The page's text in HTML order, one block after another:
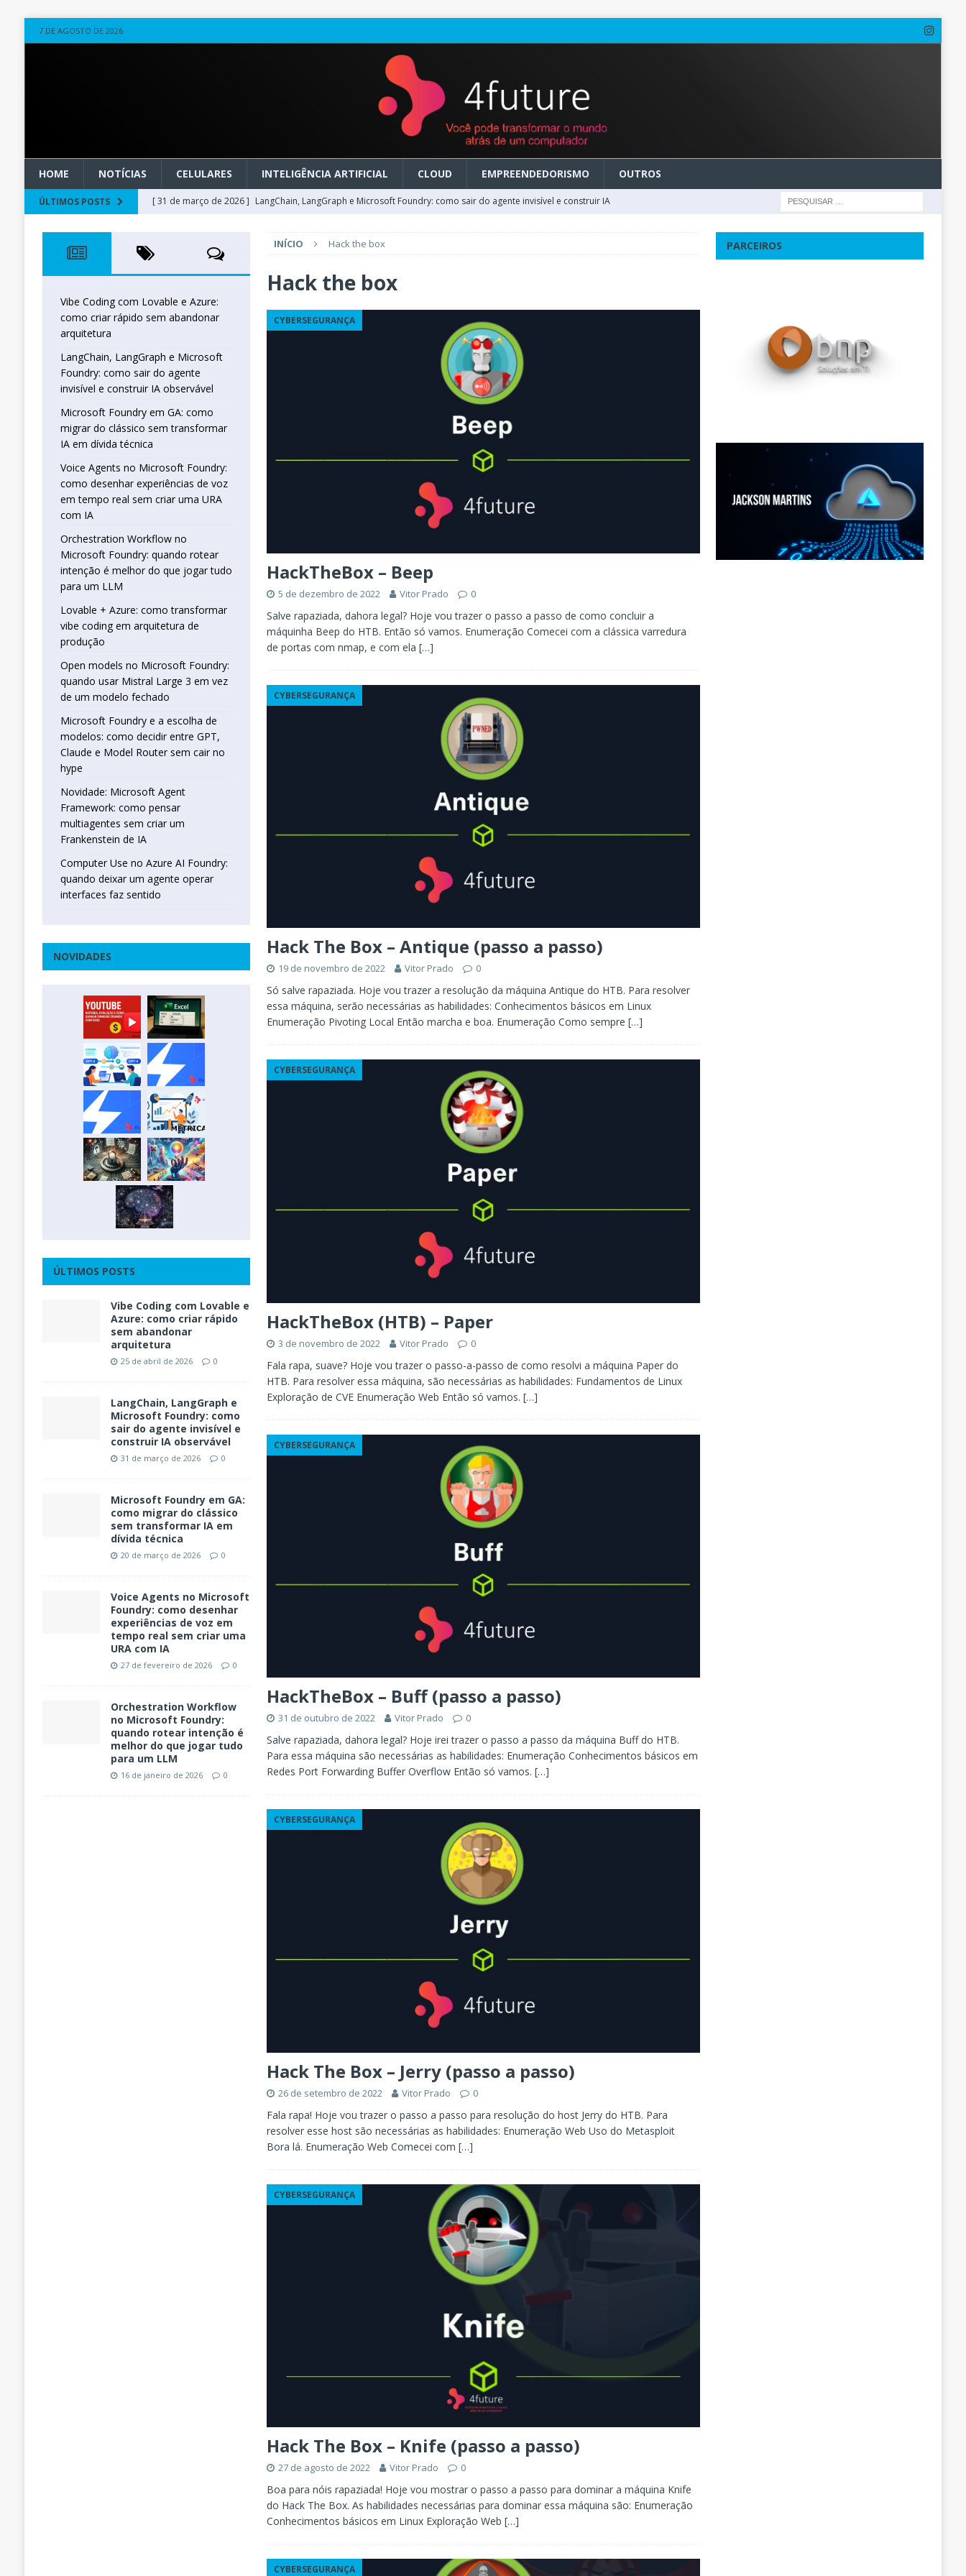
7 DE AGOSTO DE 2026
HOME NOTÍCIAS CELULARES INTELIGÊNCIA ARTIFICIAL CLOUD EMPREENDEDORISMO OUTROS
ÚLTIMOS POSTS [ 31 de março de 2026 ] LangChain, LangGraph e Microsoft Foundry: como sair do agente invisível e construir IA
[ 20 de março de 2026 ]
Microsoft Foundry em GA: como migrar do clássico sem transformar IA em dívida
técnica
INTELIGÊNCIA ARTIFICIAL
[ 27 de fevereiro de 2026 ]
real sem criar uma URA com IA
INTELIGÊNCIA ARTIFICIAL
Orchestration Workflow no Microsoft Foundry: quando rotear intenção é melhor do
que jogar tudo para um LLM
[ 25 de abril de 2026 ]
Vibe Coding com Lovable e Azure: como criar rápido sem abandonar arquitetura
INÍCIO Hack the box
Hack the box
CYBERSEGURANÇA
HackTheBox – Beep
5 de dezembro de 2022 Vitor Prado 0
Salve rapaziada, dahora legal? Hoje vou trazer o passo a passo de como concluir a
máquinha Beep do HTB. Então só vamos. Enumeração Comecei com a clássica varredura
de portas com nmap, e com ela[…]
CYBERSEGURANÇA
Hack The Box – Antique (passo a passo)
19 de novembro de 2022 Vitor Prado 0
Só salve rapaziada. Hoje vou trazer a resolução da máquina Antique do HTB. Para resolver
essa máquina, serão necessárias as habilidades: Conhecimentos básicos em Linux
Enumeração Pivoting Local Então marcha e boa. Enumeração Como sempre[…]
CYBERSEGURANÇA
HackTheBox (HTB) – Paper
3 de novembro de 2022 Vitor Prado 0
Fala rapa, suave? Hoje vou trazer o passo-a-passo de como resolvi a máquina Paper do
HTB. Para resolver essa máquina, são necessárias as habilidades: Fundamentos de Linux
Exploração de CVE Enumeração Web Então só vamos.[…]
CYBERSEGURANÇA
HackTheBox – Buff (passo a passo)
31 de outubro de 2022 Vitor Prado 0
Salve rapaziada, dahora legal? Hoje irei trazer o passo a passo da máquina Buff do HTB.
Para essa máquina são necessárias as habilidades: Enumeração Conhecimentos básicos em
Redes Port Forwarding Buffer Overflow Então só vamos.[…]
CYBERSEGURANÇA
Hack The Box – Jerry (passo a passo)
26 de setembro de 2022 Vitor Prado 0
Fala rapa! Hoje vou trazer o passo a passo para resolução do host Jerry do HTB. Para
resolver esse host são necessárias as habilidades: Enumeração Web Uso do Metasploit
Bora lá. Enumeração Web Comecei com[…]
CYBERSEGURANÇA
Hack The Box – Knife (passo a passo)
27 de agosto de 2022 Vitor Prado 0
Boa para nóis rapaziada! Hoje vou mostrar o passo a passo para dominar a máquina Knife
do Hack The Box. As habilidades necessárias para dominar essa máquina são: Enumeração
Conhecimentos básicos em Linux Exploração Web[…]
CYBERSEGURANÇA
Vibe Coding com Lovable e Azure:
como criar rápido sem abandonar
arquitetura
LangChain, LangGraph e Microsoft
Foundry: como sair do agente
invisível e construir IA observável
Microsoft Foundry em GA: como
migrar do clássico sem transformar
IA em dívida técnica
Voice Agents no Microsoft Foundry:
como desenhar experiências de voz
em tempo real sem criar uma URA
com IA
Orchestration Workflow no
Microsoft Foundry: quando rotear
intenção é melhor do que jogar tudo
para um LLM
Lovable + Azure: como transformar
vibe coding em arquitetura de
produção
Open models no Microsoft Foundry:
quando usar Mistral Large 3 em vez
de um modelo fechado
Microsoft Foundry e a escolha de
modelos: como decidir entre GPT,
Claude e Model Router sem cair no
hype
Novidade: Microsoft Agent
Framework: como pensar
multiagentes sem criar um
Frankenstein de IA
Computer Use no Azure AI Foundry:
quando deixar um agente operar
interfaces faz sentido
NOVIDADES
ÚLTIMOS POSTS
Vibe Coding com Lovable e
Azure: como criar rápido
sem abandonar
arquitetura
25 de abril de 2026 0
LangChain, LangGraph e
Microsoft Foundry: como
sair do agente invisível e
construir IA observável
31 de março de 2026 0
Microsoft Foundry em GA:
como migrar do clássico
sem transformar IA em
dívida técnica
20 de março de 2026 0
Voice Agents no Microsoft
Foundry: como desenhar
experiências de voz em
tempo real sem criar uma
URA com IA
27 de fevereiro de 2026 0
Orchestration Workflow
no Microsoft Foundry:
quando rotear intenção é
melhor do que jogar tudo
para um LLM
16 de janeiro de 2026 0
PARCEIROS